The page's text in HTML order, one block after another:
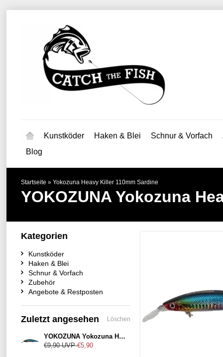
Kunstköder Haken & Blei Schnur & Vorfach
Blog
Startseite » Yokozuna Heavy Killer 110mm Sardine
YOKOZUNA Yokozuna
Kategorien
Kunstköder
Haken & Blei
Schnur & Vorfach
Zubehör
Angebote & Restposten
Zuletzt angesehen Löschen
YOKOZUNA Yokozuna Heavy Killer 110mm Sardine
€9,90UVP €5,90